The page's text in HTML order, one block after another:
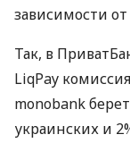
зависимости от
Так, в
LiqPay
monobank
украинских и